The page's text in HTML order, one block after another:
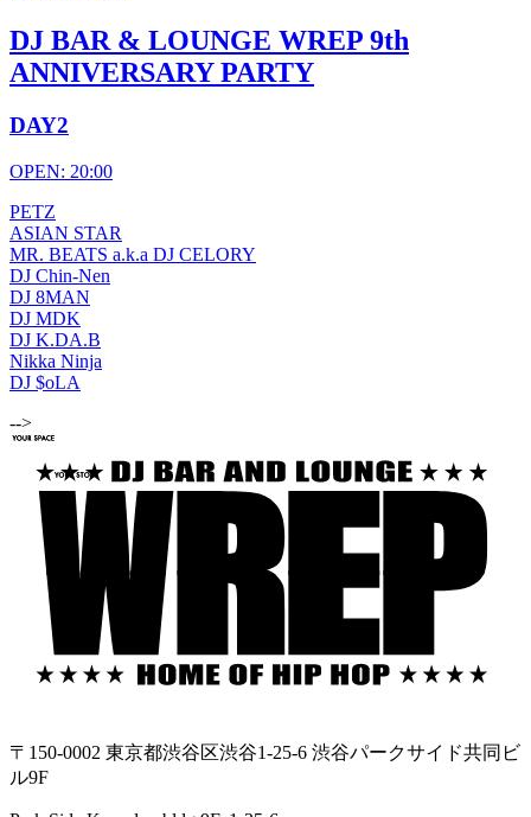
DJ BAR & LOUNGE WREP 9th
ANNIVERSARY PARTY
DAY2
OPEN: 20:00
PETZ
ASIAN STAR
MR. BEATS a.k.a DJ CELORY
DJ Chin-Nen
DJ 8MAN
DJ MDK
DJ K.DA.B
Nikka Ninja
DJ $oLA
-->
〒150-0002 東京都渋谷区渋谷1-25-6 渋谷パークサイド共同ビ
ル9F